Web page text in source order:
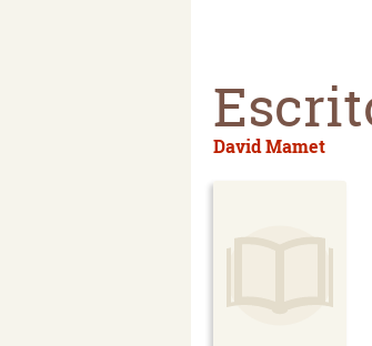
David Mamet